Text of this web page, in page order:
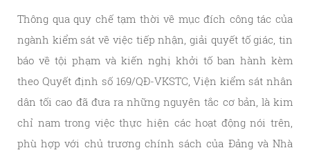
Thông qua quy chế tạm thời về mục đích công tác của
ngành kiểm sát về việc tiếp nhận, giải quyết tố giác, tin
báo về tội phạm và kiến nghị khởi tố ban hành kèm
theo Quyết định số 169/QĐ-VKSTC, Viện kiểm sát nhân
dân tối cao đã đưa ra những nguyên tắc cơ bản, là kim
chỉ nam trong việc thực hiện các hoạt động nói trên,
phù hợp với chủ trương chính sách của Đảng và Nhà